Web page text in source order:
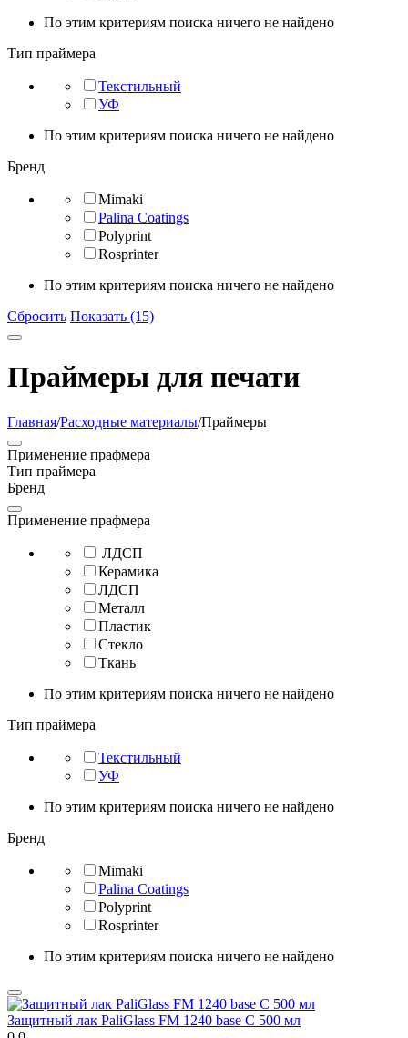
По этим критериям поиска ничего не найдено
Тип праймера
Текстильный
УФ
По этим критериям поиска ничего не найдено
Бренд
Mimaki
Palina Coatings
Polyprint
Rosprinter
По этим критериям поиска ничего не найдено
Сбросить Показать (15)
Праймеры для печати
Главная/Расходные материалы/Праймеры
Применение прафмера
Тип праймера
Бренд
Применение прафмера
ЛДСП
Керамика
ЛДСП
Металл
Пластик
Стекло
Ткань
По этим критериям поиска ничего не найдено
Тип праймера
Текстильный
УФ
По этим критериям поиска ничего не найдено
Бренд
Mimaki
Palina Coatings
Polyprint
Rosprinter
По этим критериям поиска ничего не найдено
Защитный лак PaliGlass FM 1240 base С 500 мл